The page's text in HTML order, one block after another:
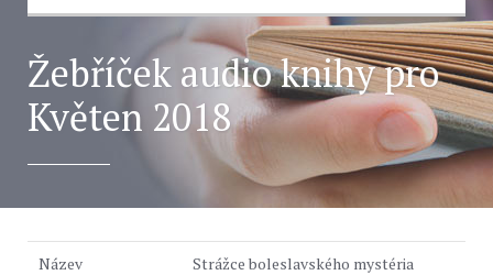
Žebříček audio knihy pro
Květen 2018
Strážce boleslavského mystéria